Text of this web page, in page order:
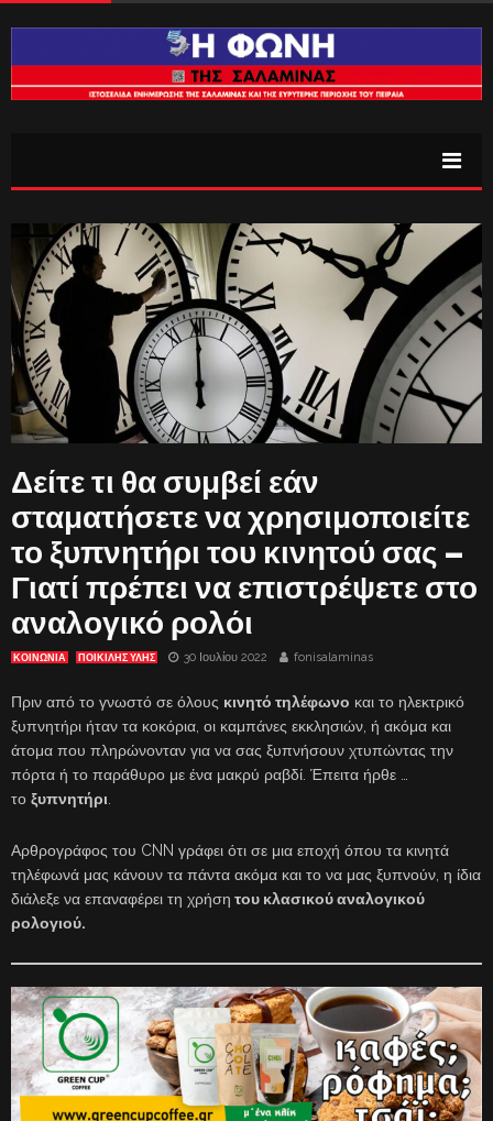
Δείτε τι θα συμβεί εάν
σταματήσετε να χρησιμοποιείτε
το ξυπνητήρι του κινητού σας –
Γιατί πρέπει να επιστρέψετε στο
αναλογικό ρολόι
ΚΟΙΝΩΝΙΑ ΠΟΙΚΙΛΗΣ ΥΛΗΣ 30 Ιουλίου 2022 fonisalaminas
Πριν από το γνωστό σε όλους κινητό τηλέφωνο και το ηλεκτρικό
ξυπνητήρι ήταν τα κοκόρια, οι καμπάνες εκκλησιών, ή ακόμα και
άτομα που πληρώνονταν για να σας ξυπνήσουν χτυπώντας την
πόρτα ή το παράθυρο με ένα μακρύ ραβδί. Έπειτα ήρθε …
το ξυπνητήρι
Αρθρογράφος του CNN γράφει ότι σε μια εποχή όπου τα κινητά
τηλέφωνά μας κάνουν τα πάντα ακόμα και το να μας ξυπνούν, η ίδια
διάλεξε να επαναφέρει τη χρήση του κλασικού αναλογικού
ρολογιού.